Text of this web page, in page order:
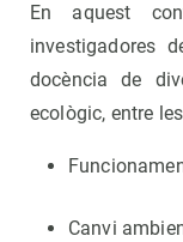
En aquest
investigadores
docència de
ecològic, entre
Canvi